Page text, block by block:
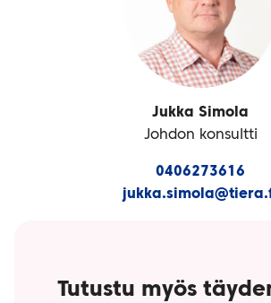
Jukka Simola
Johdon konsultti
0406273616
Tutustu myös